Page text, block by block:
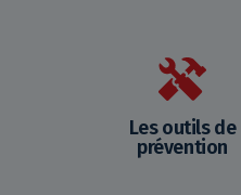
Les outils de
prévention